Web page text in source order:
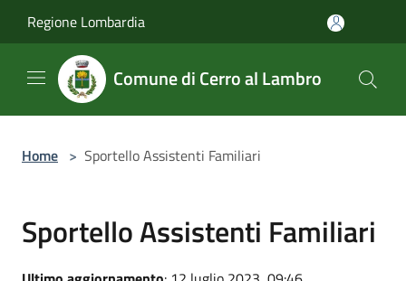
Regione Lombardia
Comune di Cerro al Lambro
Home > Sportello Assistenti Familiari
Sportello Assistenti Familiari